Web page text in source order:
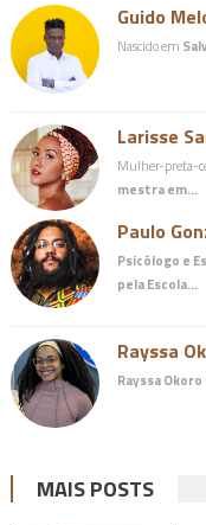
Guido
Nascido em
Larisse
Mulher-preta-
mestra em…
Paulo
Psicólogo e
pela Escola…
Rayssa
Rayssa
MAIS POSTS